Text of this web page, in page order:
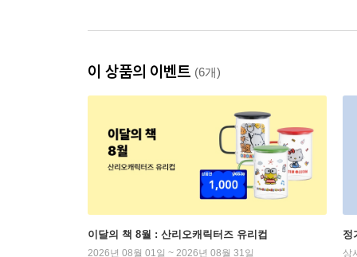
이 상품의 이벤트 (6개)
이달의 책 8월 : 산리오캐릭터즈 유리컵
2026년 08월 01일 ~ 2026년 08월 31일
정
상